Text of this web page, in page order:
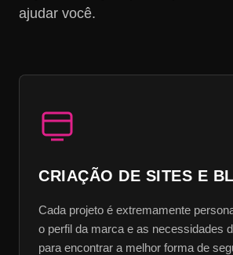
ajudar você.
CRIAÇÃO DE SITES E
Cada projeto é extremamente
o perfil da marca e as necessidades
para encontrar a melhor forma de